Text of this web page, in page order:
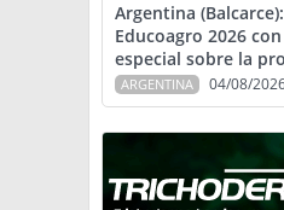
Argentina
Educoagro 2026
especial sobre la
ARGENTINA 04/08/